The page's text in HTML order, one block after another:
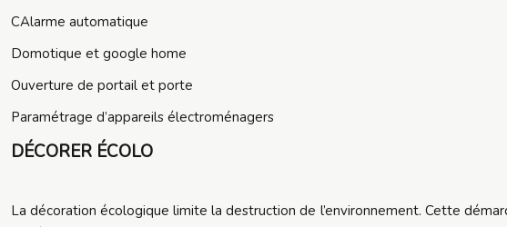
CAlarme automatique
Domotique et google home
Ouverture de portail et porte
Paramétrage d’appareils électroménagers
DÉCORER ÉCOLO
La décoration écologique limite la destruction de l’environnement. Cette